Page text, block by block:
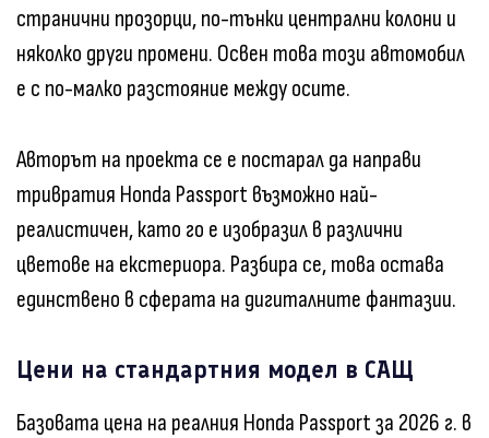
странични прозорци, по-тънки централни колони и
няколко други промени. Освен това този автомобил
е с по-малко разстояние между осите.
Авторът на проекта се е постарал да направи
тривратия Honda Passport възможно най-
реалистичен, като го е изобразил в различни
цветове на екстериора. Разбира се, това остава
единствено в сферата на дигиталните фантазии.
Цени на стандартния модел в САЩ
Базовата цена на реалния Honda Passport за 2026 г. в